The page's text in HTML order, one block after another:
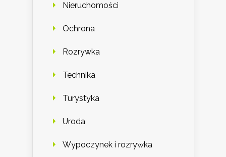
Nieruchomości
Ochrona
Rozrywka
Technika
Turystyka
Uroda
Wypoczynek i rozrywka